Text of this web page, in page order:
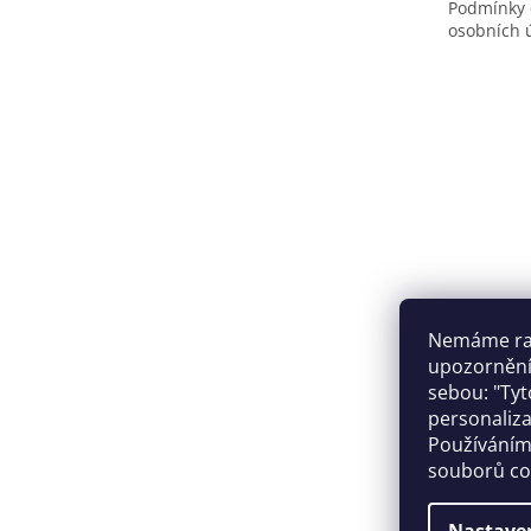
Nemáme
sebou:
souborů
osobních